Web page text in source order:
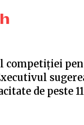
competiției
de peste